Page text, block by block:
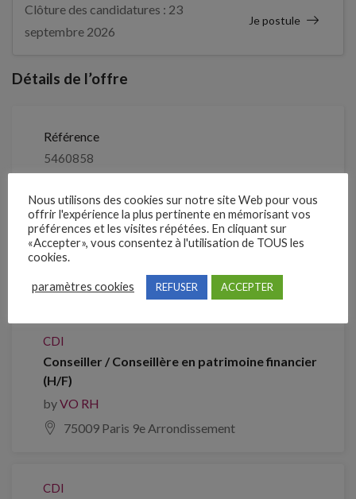
Clôture des candidatures : 23
septembre 2026
Je postule
Détails de l’offre
Référence
5460858
Clôture des candidatures : 23 septembre 2026
Je postule
Emplois similaires
CDI
Conseiller / Conseillère en patrimoine financier
(H/F)
byVO RH
75009 Paris 9e Arrondissement
CDI
Nous utilisons des cookies sur notre site Web pour vous
offrir l'expérience la plus pertinente en mémorisant vos
préférences et les visites répétées. En cliquant sur
«Accepter», vous consentez à l'utilisation de TOUS les
cookies.
paramètres cookies REFUSER ACCEPTER